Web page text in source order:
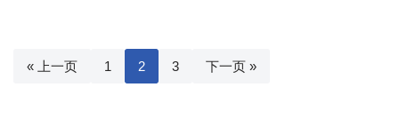
« 上一页 1 2 3 下一页 »